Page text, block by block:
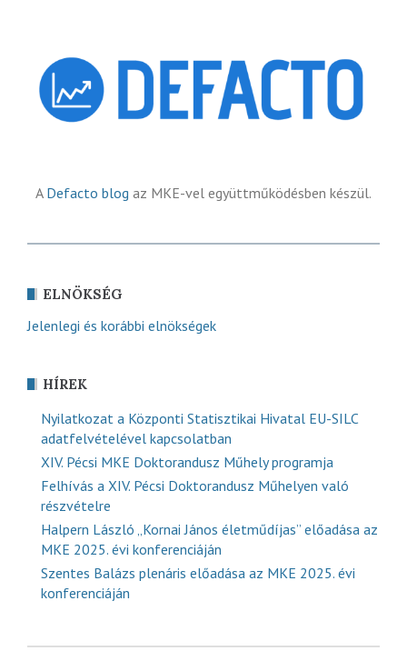
A Defacto blog az MKE-vel együttműködésben készül.
ELNÖKSÉG
Jelenlegi és korábbi elnökségek
HÍREK
Nyilatkozat a Központi Statisztikai Hivatal EU-SILC
adatfelvételével kapcsolatban
XIV. Pécsi MKE Doktorandusz Műhely programja
Felhívás a XIV. Pécsi Doktorandusz Műhelyen való
részvételre
Halpern László „Kornai János életműdíjas” előadása az
MKE 2025. évi konferenciáján
Szentes Balázs plenáris előadása az MKE 2025. évi
konferenciáján